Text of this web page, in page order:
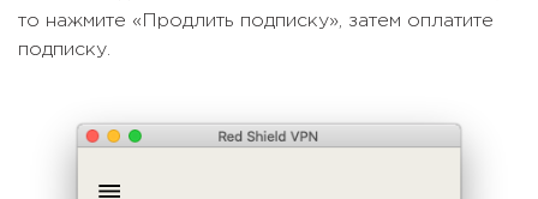
то нажмите «Продлить подписку», затем оплатите
подписку.